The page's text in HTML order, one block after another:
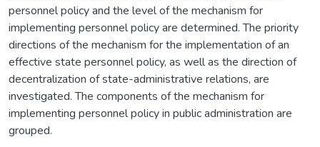
personnel policy and the level of the mechanism for
implementing personnel policy are determined. The priority
directions of the mechanism for the implementation of an
effective state personnel policy, as well as the direction of
decentralization of state-administrative relations, are
investigated. The components of the mechanism for
implementing personnel policy in public administration are
grouped.